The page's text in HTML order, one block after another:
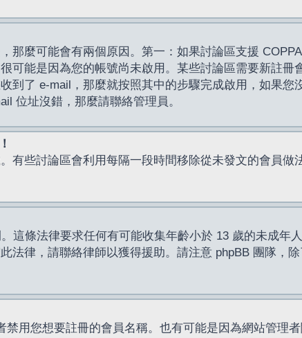
那麼可能會有兩個原因。第一：如果討論區支援
可能是因為您的帳號尚未啟用。某些討論區需要新註
到了 e-mail，那麼就按照其中的步驟完成啟用，如果
位址沒錯，那麼請聯絡管理員。
有些討論區會利用每隔一段時間移除從未發文的會員
這條法律要求任何有可能收集年齡小於 13 歲的未成年
法律，請聯絡律師以獲得援助。請注意 phpBB 團隊，
用您想要註冊的會員名稱。也有可能是因為網站管理